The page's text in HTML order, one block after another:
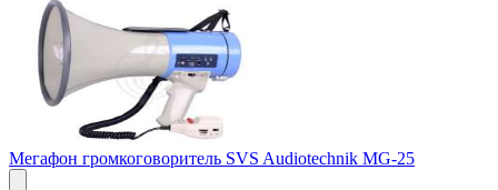
Мегафон громкоговоритель SVS Audiotechnik MG-25